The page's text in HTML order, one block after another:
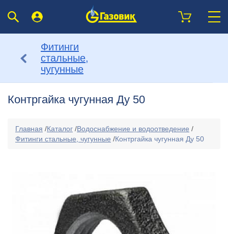
Фитинги
стальные,
чугунные
Контргайка чугунная Ду 50
Главная /Каталог /Водоснабжение и водоотведение /
Фитинги стальные, чугунные /Контргайка чугунная Ду 50